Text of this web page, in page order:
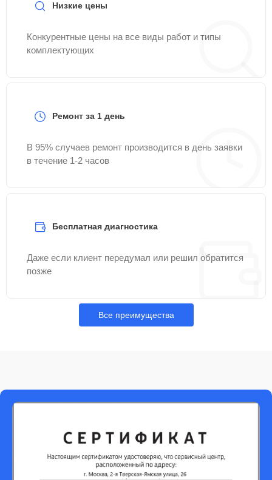
Низкие цены
Конкурентные цены на все виды работ и типы
комплектующих
Ремонт за 1 день
В 95% случаев ремонт производится в день заявки
в течение 1-2 часов
Бесплатная диагностика
Даже если клиент передумал или решил обратится
позже
Все преимущества